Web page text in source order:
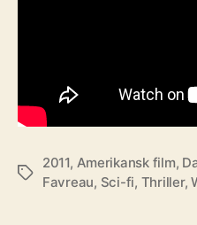
Tags
2011, Amerikansk film,
Favreau, Sci-fi, Thriller,